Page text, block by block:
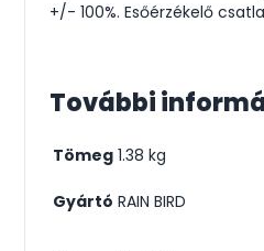
+/- 100%. Esőérzékelő
További
Tömeg 1.38 kg
Gyártó RAIN BIRD